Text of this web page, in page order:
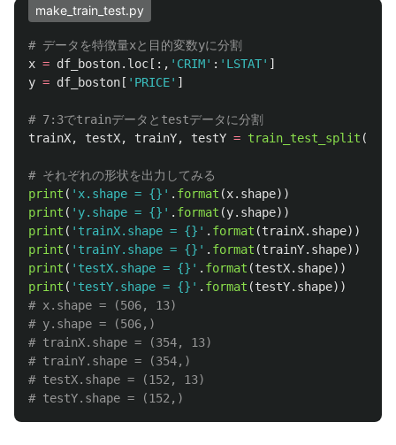
make_train_test.py
x = df_boston. loc [:, ' CRIM' : ' LSTAT' ]
y = df_boston [ ' PRICE' ]
trainX, testX, trainY, testY = train_test_split (
print ( ' x.shape = {} ' . format (x. shape))
print ( ' y.shape = {} ' . format (y. shape))
print ( ' trainX.shape = {} ' . format (trainX. shape))
print ( ' trainY.shape = {} ' . format (trainY. shape))
print ( ' testX.shape = {} ' . format (testX. shape))
print ( ' testY.shape = {} ' . format (testY. shape))
# x.shape = (506, 13)
# y.shape = (506,)
# trainX.shape = (354, 13)
# trainY.shape = (354,)
# testX.shape = (152, 13)